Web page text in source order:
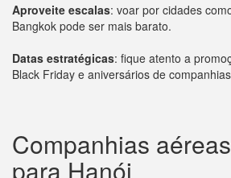
Aproveite escalas: voar por cidades
Bangkok pode ser mais barato.
Datas estratégicas: fique atento a
Black Friday e aniversários de
Companhias
para Hanói